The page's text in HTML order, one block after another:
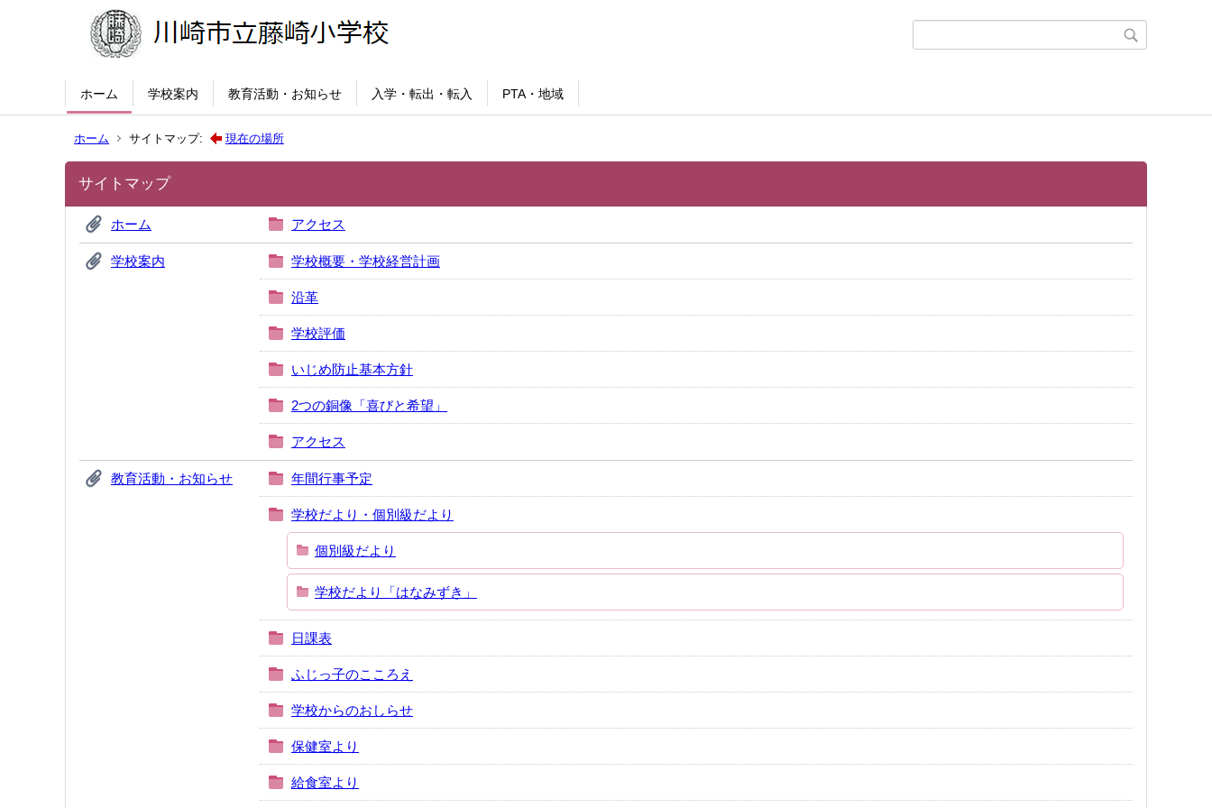
ホーム 学校案内 教育活動・お知らせ 入学・転出・転入 PTA・地域
ホーム サイトマップ: 現在の場所
サイトマップ
ホーム アクセス
学校案内 学校概要・学校経営計画
沿革
学校評価
いじめ防止基本方針
2つの銅像「喜びと希望」
アクセス
教育活動・お知らせ 年間行事予定
学校だより・個別級だより
個別級だより
学校だより「はなみずき」
日課表
ふじっ子のこころえ
学校からのおしらせ
保健室より
給食室より